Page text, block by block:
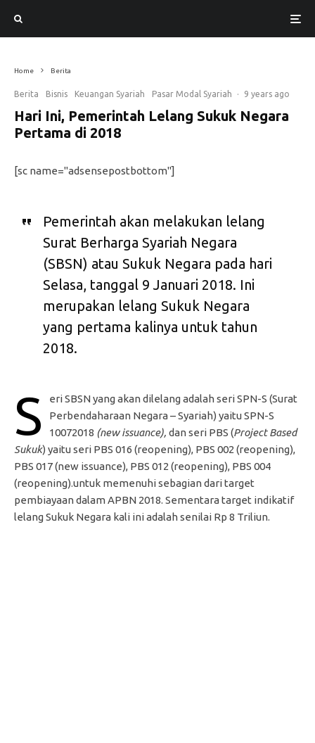
Home Berita
Berita Bisnis Keuangan Syariah Pasar Modal Syariah · 9 years ago
Hari Ini, Pemerintah Lelang Sukuk Negara
Pertama di 2018
[sc name="adsensepostbottom"]
Pemerintah akan melakukan lelang
Surat Berharga Syariah Negara
(SBSN) atau Sukuk Negara pada hari
Selasa, tanggal 9 Januari 2018. Ini
merupakan lelang Sukuk Negara
yang pertama kalinya untuk tahun
2018.
S
eri SBSN yang akan dilelang adalah seri SPN-S (Surat
Perbendaharaan Negara – Syariah) yaitu SPN-S
10072018 (new issuance), dan seri PBS (Project Based
Sukuk) yaitu seri PBS 016 (reopening), PBS 002 (reopening),
PBS 017 (new issuance), PBS 012 (reopening), PBS 004
(reopening).untuk memenuhi sebagian dari target
pembiayaan dalam APBN 2018. Sementara target indikatif
lelang Sukuk Negara kali ini adalah senilai Rp 8 Triliun.